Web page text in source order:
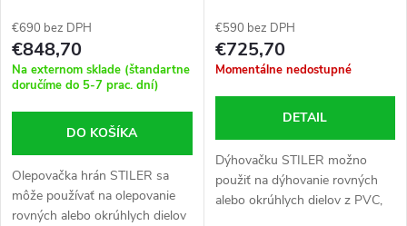
€690 bez DPH
€848,70
Na externom sklade (štandartne
doručíme do 5-7 prac. dní)
DO KOŠÍKA
Olepovačka hrán STILER sa
môže používať na olepovanie
rovných alebo okrúhlych dielov
€590 bez DPH
€725,70
Momentálne nedostupné
DETAIL
Dýhovačku STILER možno
použiť na dýhovanie rovných
alebo okrúhlych dielov z PVC,